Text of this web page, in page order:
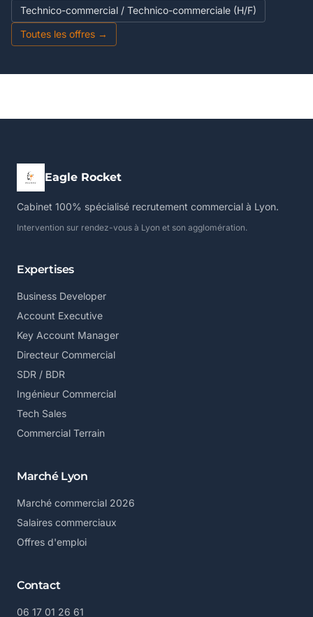
Technico-commercial / Technico-commerciale (H/F)
Toutes les offres →
Eagle Rocket
Cabinet 100% spécialisé recrutement commercial à Lyon.
Intervention sur rendez-vous à Lyon et son agglomération.
Expertises
Business Developer
Account Executive
Key Account Manager
Directeur Commercial
SDR / BDR
Ingénieur Commercial
Tech Sales
Commercial Terrain
Marché Lyon
Marché commercial 2026
Salaires commerciaux
Offres d'emploi
Contact
06 17 01 26 61